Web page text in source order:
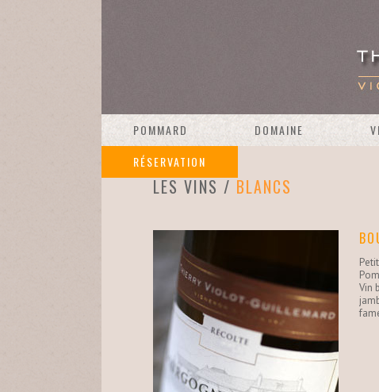
POMMARD DOMAINE
RÉSERVATION
LES VINS / BLANCS
Vin